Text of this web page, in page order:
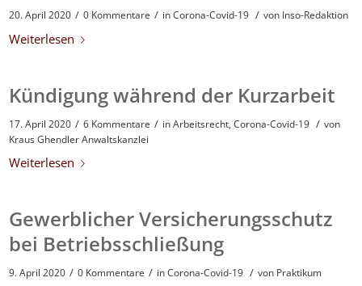
20. April 2020 / 0 Kommentare / inCorona-Covid-19 / von Inso-Redaktion
Weiterlesen
Kündigung während der Kurzarbeit
17. April 2020 / 6 Kommentare / inArbeitsrecht ,Corona-Covid-19 / von
Kraus Ghendler Anwaltskanzlei
Weiterlesen
Gewerblicher Versicherungsschutz
bei Betriebsschließung
9. April 2020 / 0 Kommentare / inCorona-Covid-19 / von Praktikum